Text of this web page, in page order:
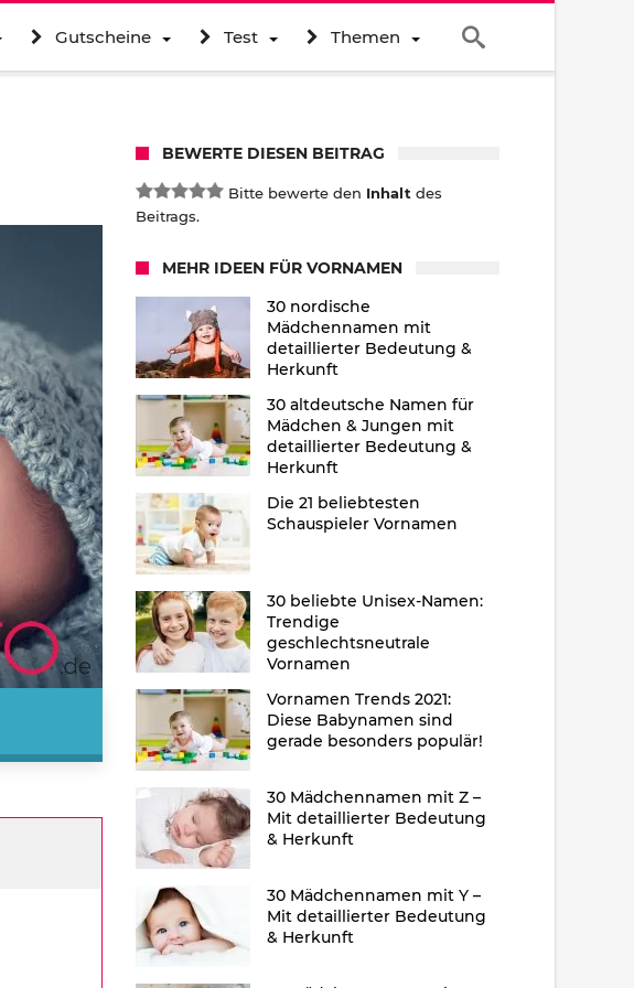
Gutscheine Test Themen
BEWERTE DIESEN BEITRAG
Bitte bewerte den Inhalt des
Beitrags.
MEHR IDEEN FÜR VORNAMEN
30 nordische
Mädchennamen mit
detaillierter Bedeutung &
Herkunft
30 altdeutsche Namen für
Mädchen & Jungen mit
detaillierter Bedeutung &
Herkunft
Die 21 beliebtesten
Schauspieler Vornamen
30 beliebte Unisex-Namen:
Trendige
geschlechtsneutrale
Vornamen
Vornamen Trends 2021:
Diese Babynamen sind
gerade besonders populär!
30 Mädchennamen mit Z –
Mit detaillierter Bedeutung
& Herkunft
30 Mädchennamen mit Y –
Mit detaillierter Bedeutung
& Herkunft